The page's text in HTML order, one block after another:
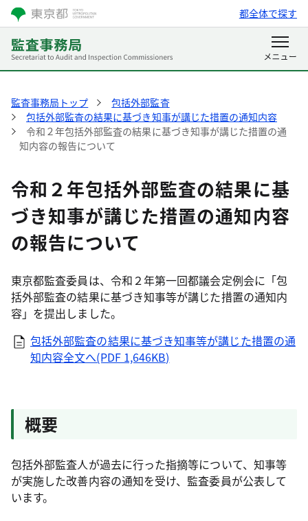
都全体で探す
監査事務局トップ
包括外部監査
包括外部監査の結果に基づき知事が講じた措置の通知内容
令和２年包括外部監査の結果に基づき知事が講じた措置の通
知内容の報告について
令和２年包括外部監査の結果に基
づき知事が講じた措置の通知内容
の報告について
東京都監査委員は、令和２年第一回都議会定例会に「包
括外部監査の結果に基づき知事等が講じた措置の通知内
容」を提出しました。
包括外部監査の結果に基づき知事等が講じた措置の通
知内容全文へ(PDF 1,646KB)
概要
包括外部監査人が過去に行った指摘等について、知事等
が実施した改善内容の通知を受け、監査委員が公表して
います。